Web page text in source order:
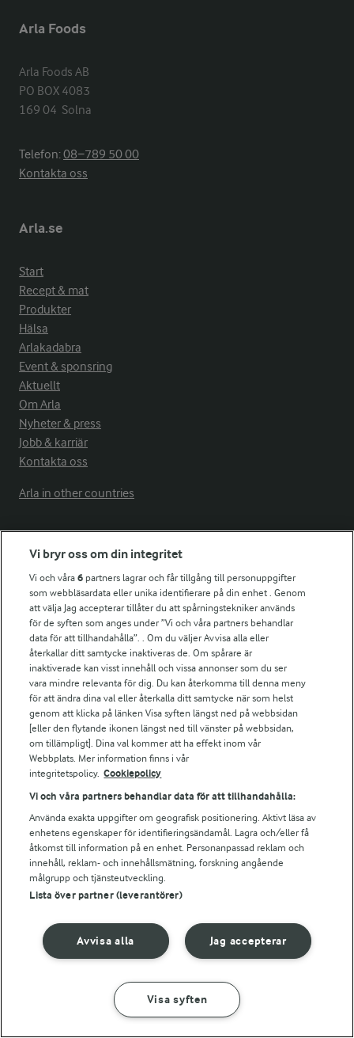
Arla Foods
Arla Foods AB
PO BOX 4083
169 04  Solna
Telefon:08−789 50 00
Kontakta oss
Arla.se
Start
Recept & mat
Produkter
Hälsa
Arlakadabra
Event & sponsring
Aktuellt
Om Arla
Nyheter & press
Jobb & karriär
Kontakta oss
Arla in other countries
Fler Arlasajter
För ägare
Arlas kundportal
Arla.com
Falbygdens Ost
Arla webbshop
Bildbank
Följ oss
© 2026 Arla Foods
Integritetspolicy
Vi bryr oss om din integritet
Vi och våra6 partners lagrar och får tillgång till personuppgifter
som webbläsardata eller unika identifierare på din enhet . Genom
att välja Jag accepterar tillåter du att spårningstekniker används
för de syften som anges under ”Vi och våra partners behandlar
data för att tillhandahålla”. . Om du väljer Avvisa alla eller
återkallar ditt samtycke inaktiveras de. Om spårare är
inaktiverade kan visst innehåll och vissa annonser som du ser
vara mindre relevanta för dig. Du kan återkomma till denna meny
för att ändra dina val eller återkalla ditt samtycke när som helst
genom att klicka på länken Visa syften längst ned på webbsidan
[eller den flytande ikonen längst ned till vänster på webbsidan,
om tillämpligt]. Dina val kommer att ha effekt inom vår
Webbplats. Mer information finns i vår
integritetspolicy. Cookiepolicy
Vi och våra partners behandlar data för att tillhandahålla:
Använda exakta uppgifter om geografisk positionering. Aktivt läsa av
enhetens egenskaper för identifieringsändamål. Lagra och/eller få
åtkomst till information på en enhet. Personanpassad reklam och
innehåll, reklam- och innehållsmätning, forskning angående
målgrupp och tjänsteutveckling.
Lista över partner (leverantörer)
Jag accepterar
Avvisa alla
Visa syften